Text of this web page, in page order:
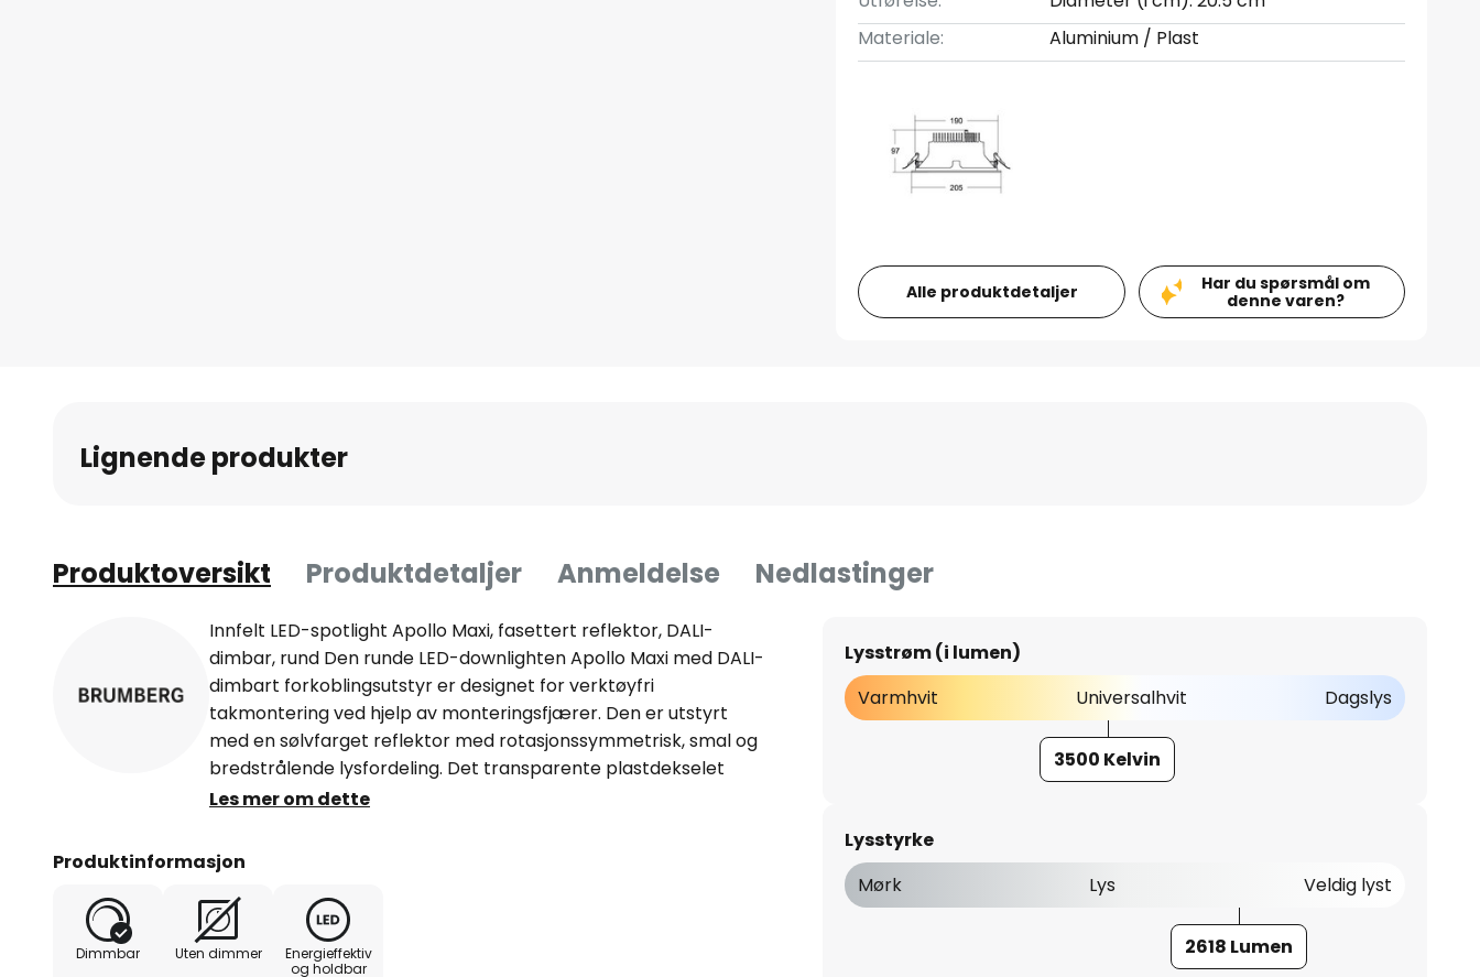
Materiale:
Aluminium / Plast
Alle produktdetaljer
Har du spørsmål om
denne varen?
Lignende produkter
Produktoversikt Produktdetaljer Anmeldelse Nedlastinger
Innfelt LED-spotlight Apollo Maxi, fasettert reflektor, DALI-
dimbar, rund Den runde LED-downlighten Apollo Maxi med DALI-
dimbart forkoblingsutstyr er designet for verktøyfri
takmontering ved hjelp av monteringsfjærer. Den er utstyrt
med en sølvfarget reflektor med rotasjonssymmetrisk, smal og
bredstrålende lysfordeling. Det transparente plastdekselet
sørger for optimal lysfordeling - spesielt god
000 timer, levetid L80/B50 ved 25 °C: 50 000 timer -
husmateriale: aluminium/glass/plast - tillatt
omgivelsestemperatur (ta): -20 °C - +25 °C - med elektronisk
forkobling, DALI-dimbar
Les mer om dette
Produktinformasjon
Dimmbar Uten dimmer
Energieffektiv
og holdbar
Lysstrøm (i lumen)
Varmhvit
Universalhvit Dagslys
3500 Kelvin
Lysstyrke
Mørk
Lys Veldig lyst
2618 Lumen